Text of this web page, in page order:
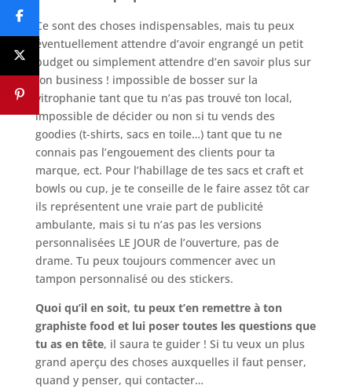
Ce sont des choses indispensables, mais tu peux
éventuellement attendre d’avoir engrangé un petit
budget ou simplement attendre d’en savoir plus sur
ton business ! impossible de bosser sur la
vitrophanie tant que tu n’as pas trouvé ton local,
impossible de décider ou non si tu vends des
goodies (t-shirts, sacs en toile…) tant que tu ne
connais pas l’engouement des clients pour ta
marque, ect. Pour l’habillage de tes sacs et craft et
bowls ou cup, je te conseille de le faire assez tôt car
ils représentent une vraie part de publicité
ambulante, mais si tu n’as pas les versions
personnalisées LE JOUR de l’ouverture, pas de
drame. Tu peux toujours commencer avec un
tampon personnalisé ou des stickers.
Quoi qu’il en soit, tu peux t’en remettre à ton
graphiste food et lui poser toutes les questions que
tu as en tête, il saura te guider ! Si tu veux un plus
grand aperçu des choses auxquelles il faut penser,
quand y penser, qui contacter…